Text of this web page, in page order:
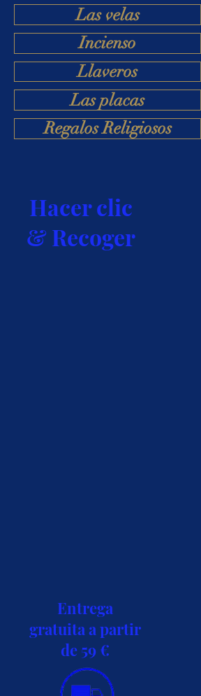
Las velas
Incienso
Llaveros
Las placas
Regalos Religiosos
Hacer clic
& Recoger
Entrega
gratuita a partir
de 59 €